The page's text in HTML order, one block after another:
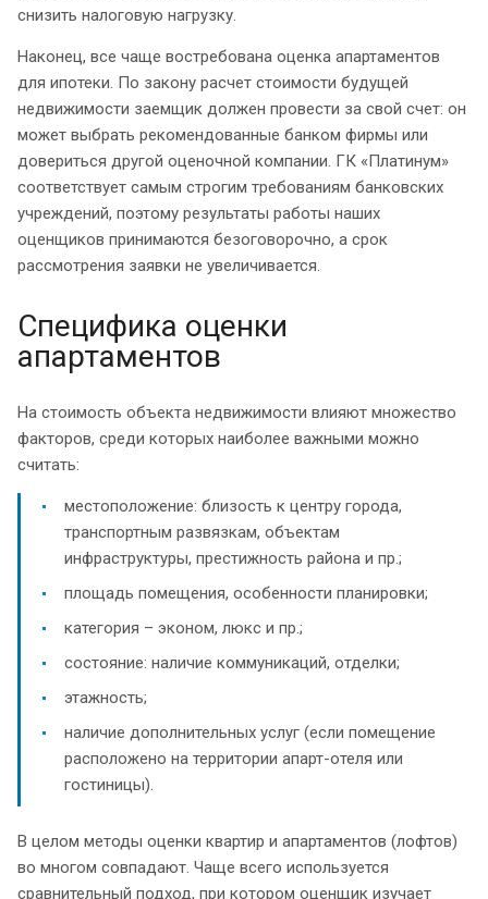
снизить налоговую нагрузку.
Наконец, все чаще востребована оценка апартаментов
для ипотеки. По закону расчет стоимости будущей
недвижимости заемщик должен провести за свой счет: он
может выбрать рекомендованные банком фирмы или
довериться другой оценочной компании. ГК «Платинум»
соответствует самым строгим требованиям банковских
учреждений, поэтому результаты работы наших
оценщиков принимаются безоговорочно, а срок
рассмотрения заявки не увеличивается.
Специфика оценки
апартаментов
На стоимость объекта недвижимости влияют множество
факторов, среди которых наиболее важными можно
считать:
местоположение: близость к центру города,
транспортным развязкам, объектам
инфраструктуры, престижность района и пр.;
площадь помещения, особенности планировки;
категория – эконом, люкс и пр.;
состояние: наличие коммуникаций, отделки;
этажность;
наличие дополнительных услуг (если помещение
расположено на территории апарт-отеля или
гостиницы).
В целом методы оценки квартир и апартаментов (лофтов)
во многом совпадают. Чаще всего используется
сравнительный подход, при котором оценщик изучает